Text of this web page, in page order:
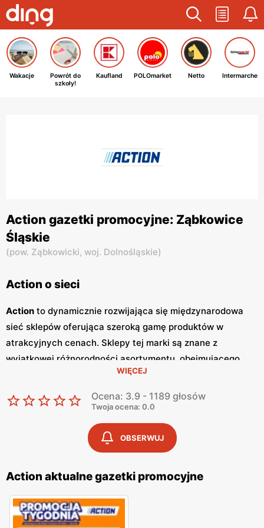
Wakacje
Powrót do
szkoły!
Kaufland POLOmarket Netto Intermarche
Action gazetki promocyjne: Ząbkowice
Śląskie
(pow. Ząbkowicki, woj. Dolnośląskie)
Action o sieci
Action to dynamicznie rozwijająca się międzynarodowa
sieć sklepów oferująca szeroką gamę produktów w
atrakcyjnych cenach. Sklepy tej marki są znane z
wyjątkowej różnorodności asortymentu, obejmującego
produkty z kategorii takich jak dekoracje, artykuły
gospodarstwa domowego, kosmetyki, artykuły
papiernicze, zabawki, narzędzia, a także żywność i napoje.
to miejsce, gdzie można znaleźć produkty zarówno
codziennego użytku, jak i unikalne przedmioty, które
zaskoczą każdego klienta. Jednym z głównych atutów
Action
są regularnie wydawane gazetki promocyjne
promocje
i wyjątkowe oferty. Dzięki
nim klienci mogą na bieżąco śledzić najnowsze obniżki cen
i specjalne okazje, co czyni zakupy jeszcze bardziej
WIĘCEJ
Ocena: 3.9 - 1189 głosów
Twoja ocena: 0.0
OBSERWUJ
Action aktualne gazetki promocyjne